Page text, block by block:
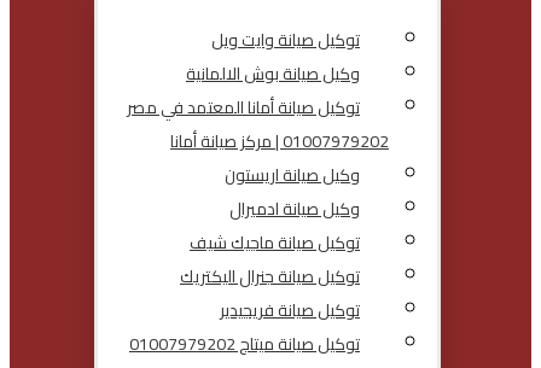
توكيل صيانة وايت ويل
وكيل صيانة بوش الالمانية
توكيل صيانة أمانا المعتمد في مصر
01007979202 | مركز صيانة أمانا
وكيل صيانة اريستون
وكيل صيانة ادميرال
توكيل صيانة ماجيك شيف
توكيل صيانة جنرال اليكتريك
توكيل صيانة فريجيدير
توكيل صيانة ميتاج 01007979202